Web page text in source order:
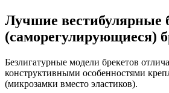
Лучшие вестибулярные
(саморегулирующиеся)
Безлигатурные модели брекетов
конструктивными особенностями
(микрозамки вместо эластиков).